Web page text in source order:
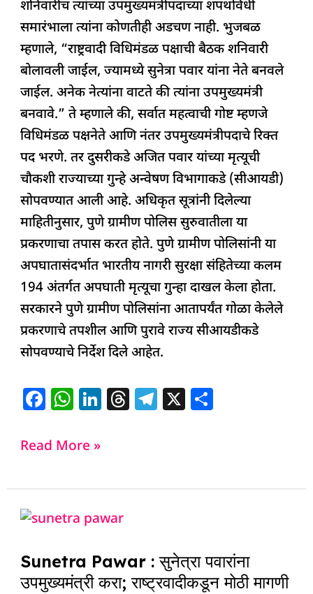
शनिवारीच त्यांच्या उपमुख्यमंत्रीपदाच्या शपथविधी
समारंभाला त्यांना कोणतीही अडचण नाही. भुजबळ
म्हणाले, “राष्ट्रवादी विधिमंडळ पक्षाची बैठक शनिवारी
बोलावली जाईल, ज्यामध्ये सुनेत्रा पवार यांना नेते बनवले
जाईल. अनेक नेत्यांना वाटते की त्यांना उपमुख्यमंत्री
बनवावे.” ते म्हणाले की, सर्वात महत्वाची गोष्ट म्हणजे
विधिमंडळ पक्षनेते आणि नंतर उपमुख्यमंत्रीपदाचे रिक्त
पद भरणे. तर दुसरीकडे अजित पवार यांच्या मृत्यूची
चौकशी राज्याच्या गुन्हे अन्वेषण विभागाकडे (सीआयडी)
सोपवण्यात आली आहे. अधिकृत सूत्रांनी दिलेल्या
माहितीनुसार, पुणे ग्रामीण पोलिस सुरुवातीला या
प्रकरणाचा तपास करत होते. पुणे ग्रामीण पोलिसांनी या
अपघातासंदर्भात भारतीय नागरी सुरक्षा संहितेच्या कलम
194 अंतर्गत अपघाती मृत्यूचा गुन्हा दाखल केला होता.
सरकारने पुणे ग्रामीण पोलिसांना आतापर्यंत गोळा केलेले
प्रकरणाचे तपशील आणि पुरावे राज्य सीआयडीकडे
सोपवण्याचे निर्देश दिले आहेत.
F
c
b
o
o
k
W
at
A
p
p
Li
dI
n
T
d
T
ra
X
Read More »
Sunetra Pawar : सुनेत्रा पवारांना
उपमुख्यमंत्री करा; राष्ट्रवादीकडून मोठी मागणी
Sunetra
: सुनेत्रा
पवारांना